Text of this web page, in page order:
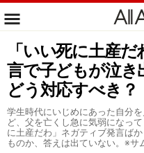
「いい死に土産
言で子どもが泣
どう対応すべき？
学生時代にいじめにあった自分
ど、父を亡くし急に気弱になっ
に土産だわ」ネガティブ発言ば
ものか、答えは出ていない。※サ